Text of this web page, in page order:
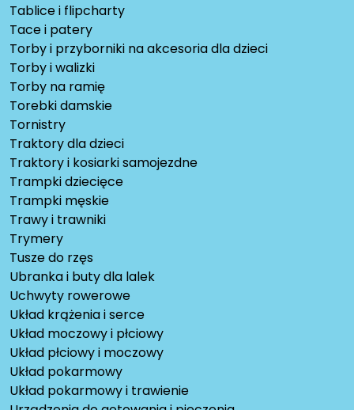
Tablice i flipcharty
Tace i patery
Torby i przyborniki na akcesoria dla dzieci
Torby i walizki
Torby na ramię
Torebki damskie
Tornistry
Traktory dla dzieci
Traktory i kosiarki samojezdne
Trampki dziecięce
Trampki męskie
Trawy i trawniki
Trymery
Tusze do rzęs
Ubranka i buty dla lalek
Uchwyty rowerowe
Układ krążenia i serce
Układ moczowy i płciowy
Układ płciowy i moczowy
Układ pokarmowy
Układ pokarmowy i trawienie